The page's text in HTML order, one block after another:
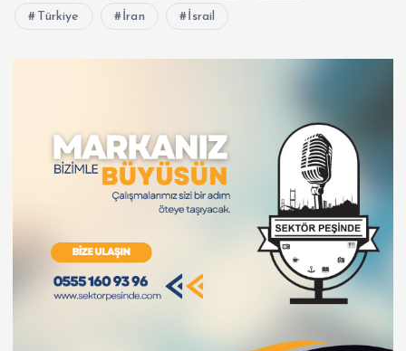
Türkiye İran İsrail